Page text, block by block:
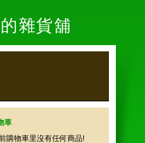
車
購物車里沒有任何商品!
雜貨舖